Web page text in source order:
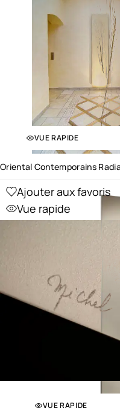
VUE RAPIDE
Oriental Contemporains
Ajouter aux favoris
Vue rapide
VUE RAPIDE